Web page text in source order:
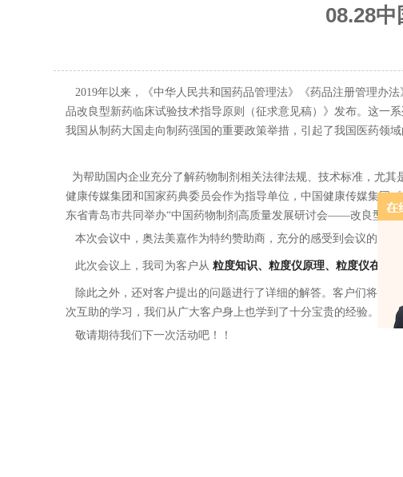
08.28
2019年以来，《中华人民共和国药品管理法》《药品注册管理办
品改良型新药临床试验技术指导原则（征求意见稿）》发布。这一
我国从制药大国走向制药强国的重要政策举措，引起了我国医药领域
为帮助国内企业充分了解药物制剂相关法律法规、技术标准，尤
健康传媒集团和国家药典委员会作为指导单位，中国健康传媒集团
东省青岛市共同举办“中国药物制剂高质量发展研讨会——改良型新
本次会议中，奥法美嘉作为特约赞助商，充分的感受到会议的氛围
此次会议上，我司为客户从粒度知识、粒度仪原理、粒度仪在行
除此之外，还对客户提出的问题进行了详细的解答。客户们将在
次互助的学习，我们从广大客户身上也学到了十分宝贵的经验。
敬请期待我们下一次活动吧！！